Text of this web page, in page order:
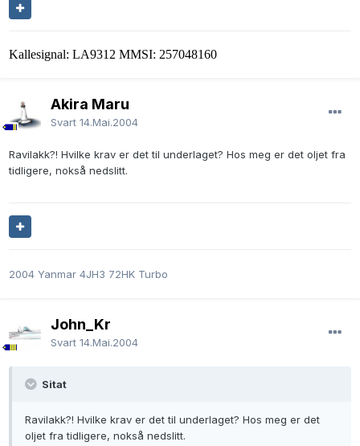
Kallesignal: LA9312 MMSI: 257048160
Akira Maru
Svart 14.Mai.2004
Ravilakk?! Hvilke krav er det til underlaget? Hos meg er det oljet fra
tidligere, nokså nedslitt.
2004 Yanmar 4JH3 72HK Turbo
John_Kr
Svart 14.Mai.2004
Sitat
Ravilakk?! Hvilke krav er det til underlaget? Hos meg er det
oljet fra tidligere, nokså nedslitt.